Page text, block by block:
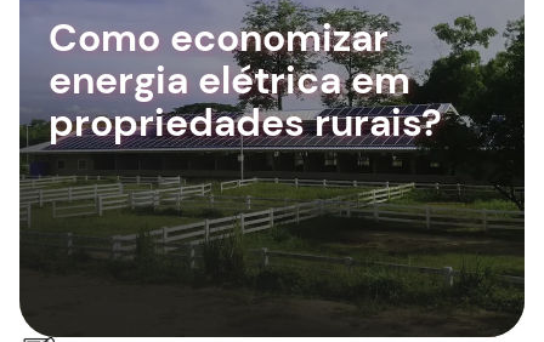
Como economizar
energia elétrica em
propriedades rurais?